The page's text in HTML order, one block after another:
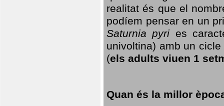
realitat és que el
podíem pensar en un
Saturnia pyri es
univoltina) amb un
(els adults viuen 1
Quan és la millor